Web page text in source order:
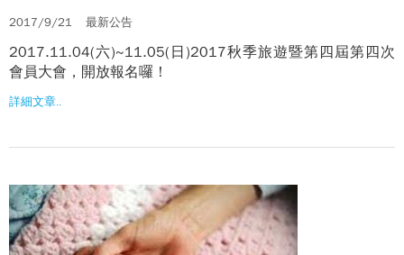
2017/9/21 最新公告
2017.11.04(六)~11.05(日)2017秋季旅遊暨第四屆第四次
會員大會，開放報名囉！
詳細文章..